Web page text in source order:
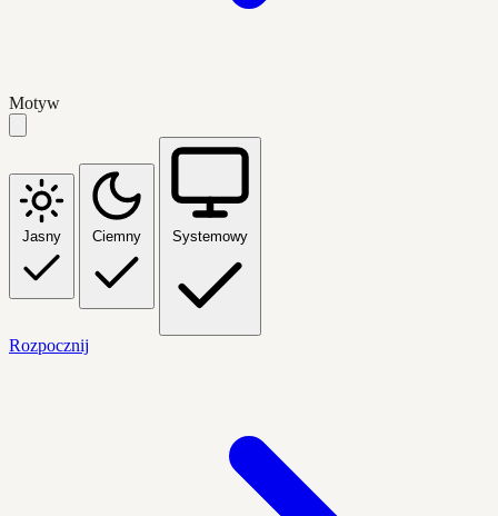
Motyw
Jasny Ciemny Systemowy
Rozpocznij